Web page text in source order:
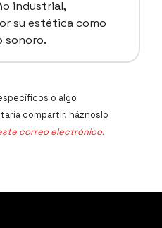
industrial,
su estética como
sonoro.
o algo
compartir, háznoslo
correo electrónico.